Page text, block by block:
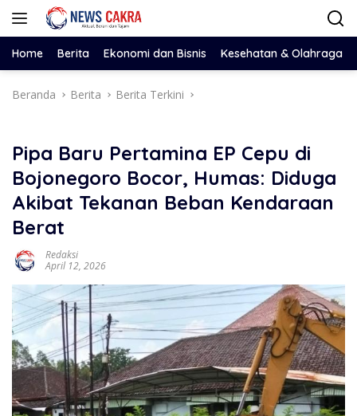
Langsung
Home Berita Ekonomi dan Bisnis Kesehatan & Olahraga
Beranda Berita Berita Terkini
Pipa Baru Pertamina EP Cepu di
Bojonegoro Bocor, Humas: Diduga
Akibat Tekanan Beban Kendaraan
Berat
Redaksi
April 12, 2026